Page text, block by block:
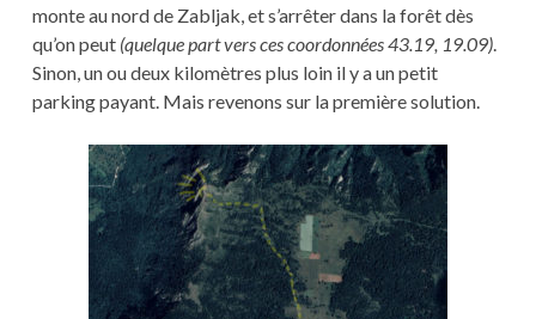
monte au nord de Zabljak, et s’arrêter dans la forêt dès
qu’on peut(quelque part vers ces coordonnées 43.19, 19.09).
Sinon, un ou deux kilomètres plus loin il y a un petit
parking payant. Mais revenons sur la première solution.